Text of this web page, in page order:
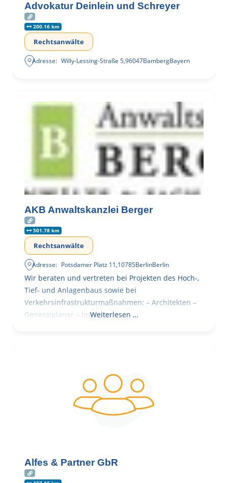
Advokatur Deinlein und Schreyer
200.16 km
Rechtsanwälte
Adresse: Willy-Lessing-Straße 5,96047BambergBayern
AKB Anwaltskanzlei Berger
501.78 km
Rechtsanwälte
Adresse: Potsdamer Platz 11,10785BerlinBerlin
Wir beraten und vertreten bei Projekten des Hoch-,
Tief- und Anlagenbaus sowie bei
Verkehrsinfrastrukturmaßnahmen: – Architekten –
Generalplaner – Ingenieure
Weiterlesen …
Alfes & Partner GbR